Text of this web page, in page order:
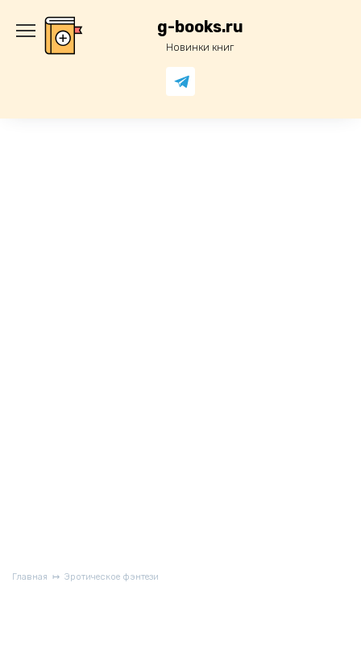
содержанию
g-books.ru
Новинки книг
Главная Эротическое фэнтези